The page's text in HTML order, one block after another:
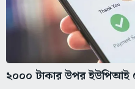
২০০০ টাকার উপর